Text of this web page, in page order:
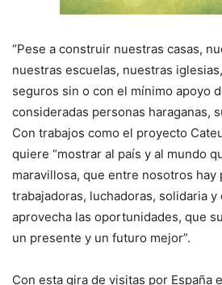
“Pese a construir nuestras casas,
nuestras escuelas, nuestras
seguros sin o con el mínimo apoyo
consideradas personas haraganas,
Con trabajos como el proyecto
quiere “mostrar al país y al mundo
maravillosa, que entre nosotros hay
trabajadoras, luchadoras, solidaria y
aprovecha las oportunidades, que
un presente y un futuro mejor”.
Con esta gira de visitas por España